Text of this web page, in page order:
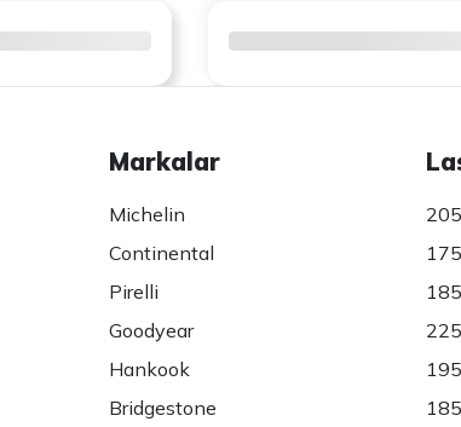
Markalar
Michelin
Continental
Pirelli
Goodyear
Hankook
Bridgestone